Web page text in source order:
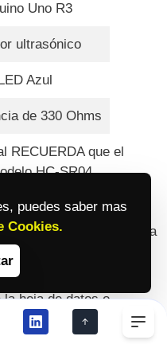
Uno R3
ultrasónico
LED Azul
de 330 Ohms
RECUERDA que el
HC-SR04.
se realizará sobre una
sensor ultrasónico
la hoja de datos o
puedes saber mas
Cookies.